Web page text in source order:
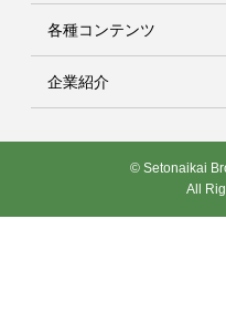
各種コンテンツ
企業紹介
© Setonaikai
All